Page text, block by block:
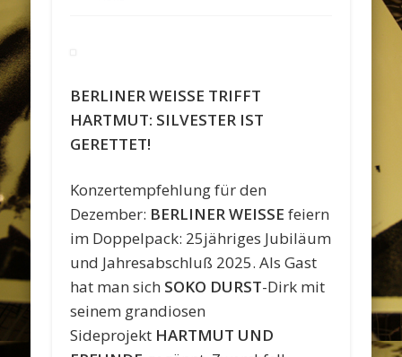
BERLINER WEISSE TRIFFT
HARTMUT: SILVESTER IST
GERETTET!
Konzertempfehlung für den
Dezember: BERLINER WEISSEfeiern
im Doppelpack: 25jähriges Jubiläum
und Jahresabschluß 2025. Als Gast
hat man sich SOKO DURST-Dirk mit
seinem grandiosen
Sideprojekt HARTMUT UND